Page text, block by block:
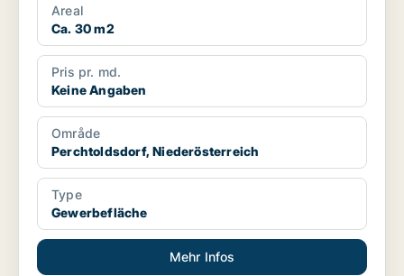
Areal
Ca. 30 m2
Pris pr. md.
Keine Angaben
Område
Perchtoldsdorf, Niederösterreich
Type
Gewerbefläche
Mehr Infos